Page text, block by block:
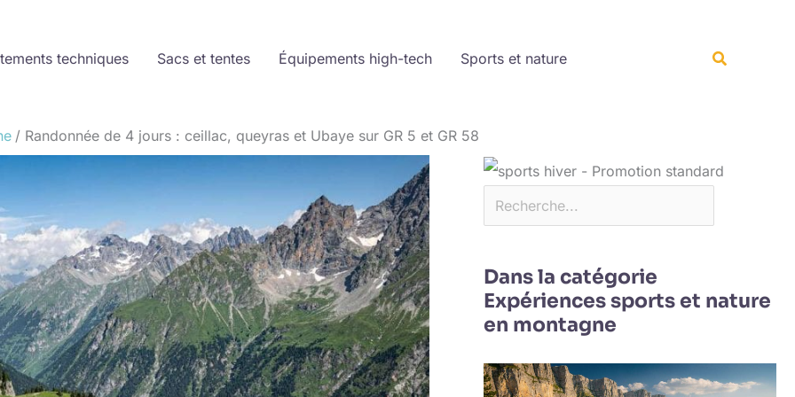
techniques Sacs et tentes Équipements high-tech Sports et nature
Randonnée de 4 jours : ceillac, queyras et Ubaye sur GR 5 et GR 58
Dans la catégorie
Expériences sports et nature
en montagne